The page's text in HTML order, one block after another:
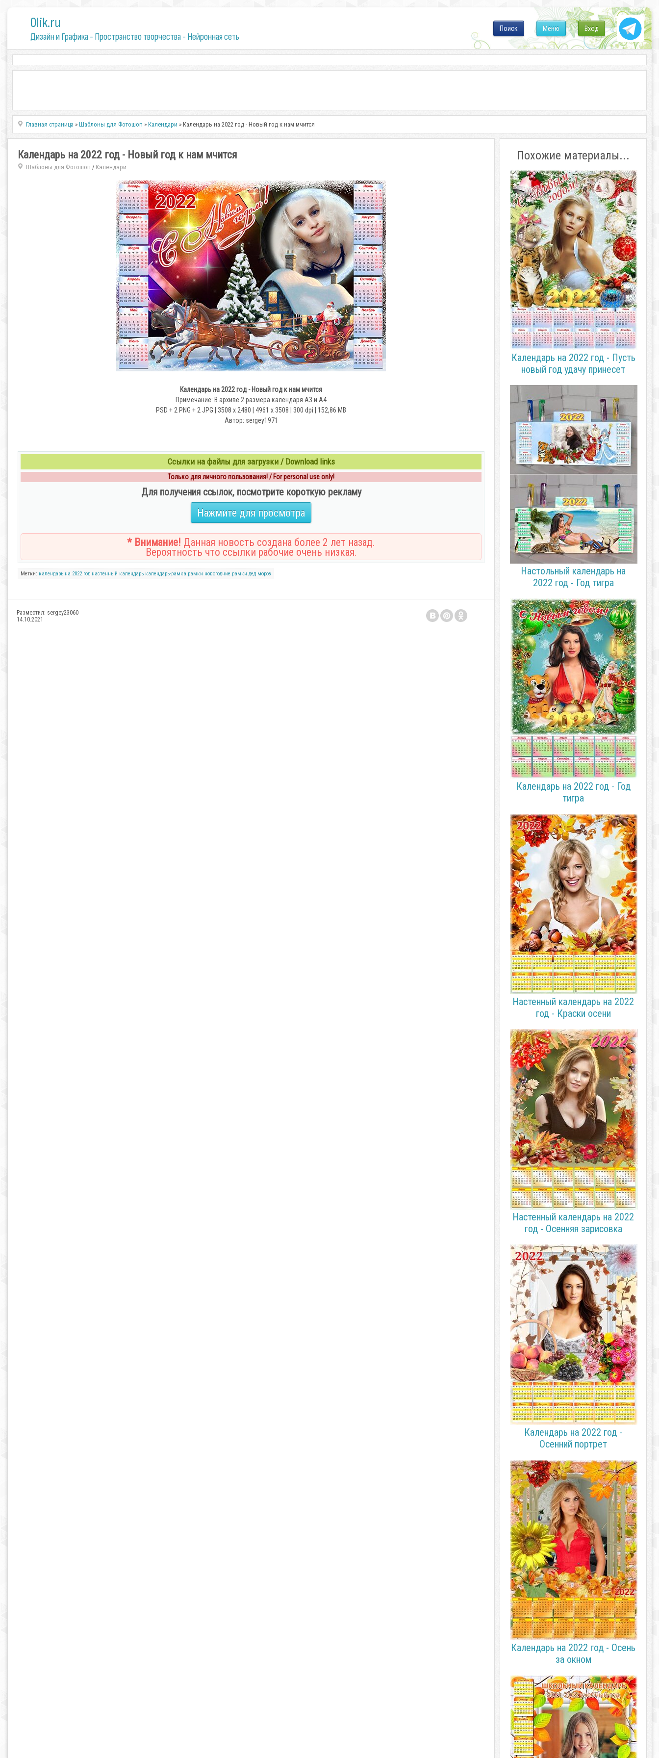
0lik.ru
Дизайн и Графика - Пространство творчества - Нейронная сеть
Вход
Меню
Поиск
Главная страница »Шаблоны для Фотошоп »Календари » Календарь на 2022 год - Новый год к нам мчится
Календарь на 2022 год - Новый год к нам мчится
Шаблоны для Фотошоп / Календари
Календарь на 2022 год - Новый год к нам мчится
Примечание: В архиве 2 размера календаря А3 и А4
PSD + 2 PNG + 2 JPG | 3508 x 2480 | 4961 x 3508 | 300 dpi | 152,86 MB
Автор: sergey1971
Ссылки на файлы для загрузки / Download links
Только для личного пользования! / For personal use only!
Для получения ссылок, посмотрите короткую рекламу
Нажмите для просмотра
* Внимание! Данная новость создана более 2 лет назад.
Вероятность что ссылки рабочие очень низкая.
Метки: календарь на 2022 год настенный календарь календарь-рамка рамки новогодние рамки дед мороз
Разместил: sergey23060
14.10.2021
Похожие материалы...
Календарь на 2022 год - Пусть
новый год удачу принесет
Настольный календарь на
2022 год - Год тигра
Календарь на 2022 год - Год
тигра
Настенный календарь на 2022
год - Краски осени
Настенный календарь на 2022
год - Осенняя зарисовка
Календарь на 2022 год -
Осенний портрет
Календарь на 2022 год - Осень
за окном